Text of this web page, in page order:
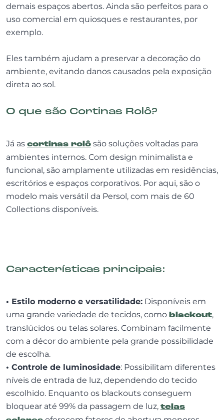
demais espaços abertos. Ainda são perfeitos para o
uso comercial em quiosques e restaurantes, por
exemplo.
Eles também ajudam a preservar a decoração do
ambiente, evitando danos causados pela exposição
direta ao sol.
O que são Cortinas Rolô?
Já as cortinas rolô são soluções voltadas para
ambientes internos. Com design minimalista e
funcional, são amplamente utilizadas em residências,
escritórios e espaços corporativos. Por aqui, são o
modelo mais versátil da Persol, com mais de 60
Collections disponíveis.
Características principais:
• Estilo moderno e versatilidade: Disponíveis em
uma grande variedade de tecidos, como blackout,
translúcidos ou telas solares. Combinam facilmente
com a décor do ambiente pela grande possibilidade
de escolha.
• Controle de luminosidade: Possibilitam diferentes
níveis de entrada de luz, dependendo do tecido
escolhido. Enquanto os blackouts conseguem
bloquear até 99% da passagem de luz, telas